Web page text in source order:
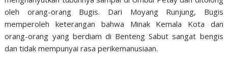
oleh orang-orang Bugis. Dari Moyang Runjung, Bugis
memperoleh keterangan bahwa Minak Kemala Kota dan
orang-orang yang berdiam di Benteng Sabut sangat bengis
dan tidak mempunyai rasa perikemanusiaan.